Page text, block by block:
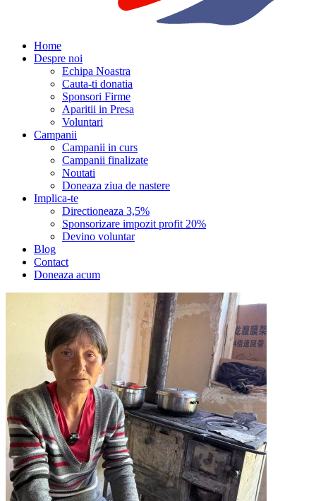
Home
Despre noi
Echipa Noastra
Cauta-ti donatia
Sponsori Firme
Aparitii in Presa
Voluntari
Campanii
Campanii in curs
Campanii finalizate
Noutati
Doneaza ziua de nastere
Implica-te
Directioneaza 3,5%
Sponsorizare impozit profit 20%
Devino voluntar
Blog
Contact
Doneaza acum